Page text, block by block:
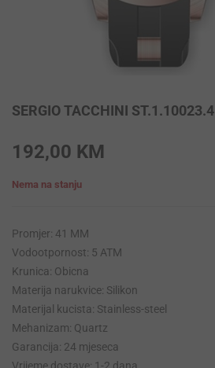
SERGIO TACCHINI ST.1.10023.4
192,00 KM
Nema na stanju
Promjer: 41 MM
Vodootpornost: 5 ATM
Krunica: Obicna
Materija narukvice: Silikon
Materijal kucista: Stainless-steel
Mehanizam: Quartz
Garancija: 24 mjeseca